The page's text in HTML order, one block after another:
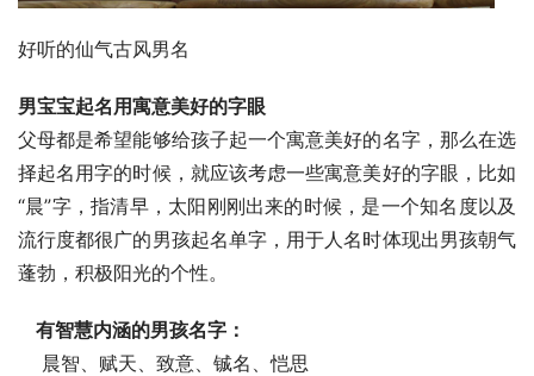
好听的仙气古风男名
男宝宝起名用寓意美好的字眼
父母都是希望能够给孩子起一个寓意美好的名字，那么在选
择起名用字的时候，就应该考虑一些寓意美好的字眼，比如
“晨”字，指清早，太阳刚刚出来的时候，是一个知名度以及
流行度都很广的男孩起名单字，用于人名时体现出男孩朝气
蓬勃，积极阳光的个性。
有智慧内涵的男孩名字：
晨智、赋天、致意、铖名、恺思